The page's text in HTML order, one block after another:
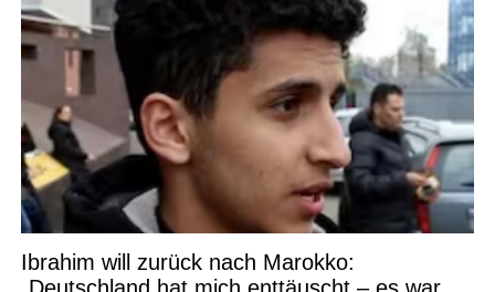
Ibrahim will zurück nach Marokko: